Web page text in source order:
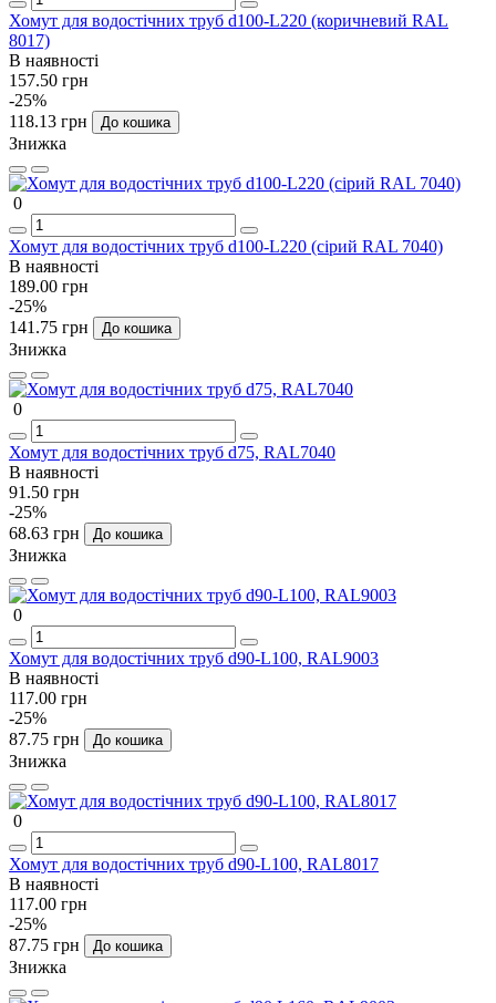
Хомут для водостічних труб d100-L220 (коричневий RAL
8017)
В наявності
157.50 грн
-25%
118.13 грн
До кошика
Знижка
0
Хомут для водостічних труб d100-L220 (сірий RAL 7040)
В наявності
189.00 грн
-25%
141.75 грн
До кошика
Знижка
0
Хомут для водостічних труб d75, RAL7040
В наявності
91.50 грн
-25%
68.63 грн
До кошика
Знижка
0
Хомут для водостічних труб d90-L100, RAL9003
В наявності
117.00 грн
-25%
87.75 грн
До кошика
Знижка
0
Хомут для водостічних труб d90-L100, RAL8017
В наявності
117.00 грн
-25%
87.75 грн
До кошика
Знижка